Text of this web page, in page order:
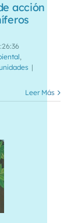
acción
,
|
Leer Más